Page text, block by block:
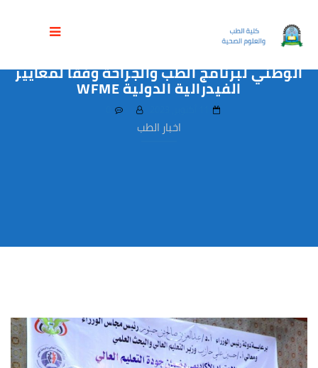
اخبار الطب
جامعة العلوم والتكنولوجيا (المركز الرئيسي
الوطني لبرنامج الطب والجراحة وفقاً لمعايير
الفيدرالية الدولية WFME